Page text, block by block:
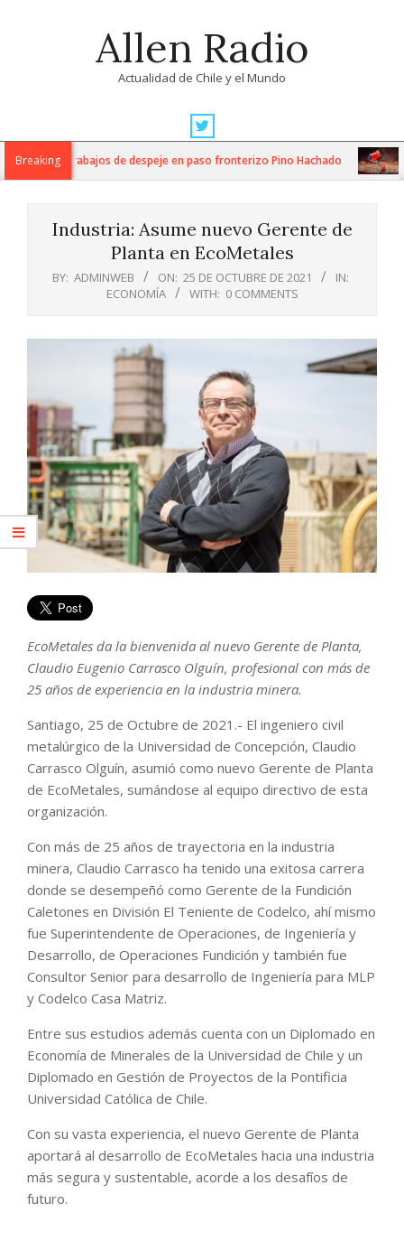
Allen Radio
Actualidad de Chile y el Mundo
Navigation
MenuBreaking
intensos trabajos de despeje en paso fronterizo Pino Hachado
Industria: Asume nuevo Gerente de
Planta en EcoMetales
BY: ADMINWEB ON: 25 DE OCTUBRE DE 2021
IN:
ECONOMÍA
WITH: 0 COMMENTS
EcoMetales da la bienvenida al nuevo Gerente de Planta,
Claudio Eugenio Carrasco Olguín, profesional con más de
25 años de experiencia en la industria minera.
Santiago, 25 de Octubre de 2021.- El ingeniero civil
metalúrgico de la Universidad de Concepción, Claudio
Carrasco Olguín, asumió como nuevo Gerente de Planta
de EcoMetales, sumándose al equipo directivo de esta
organización.
Con más de 25 años de trayectoria en la industria
minera, Claudio Carrasco ha tenido una exitosa carrera
donde se desempeñó como Gerente de la Fundición
Caletones en División El Teniente de Codelco, ahí mismo
fue Superintendente de Operaciones, de Ingeniería y
Desarrollo, de Operaciones Fundición y también fue
Consultor Senior para desarrollo de Ingeniería para MLP
y Codelco Casa Matriz.
Entre sus estudios además cuenta con un Diplomado en
Economía de Minerales de la Universidad de Chile y un
Diplomado en Gestión de Proyectos de la Pontificia
Universidad Católica de Chile.
Con su vasta experiencia, el nuevo Gerente de Planta
aportará al desarrollo de EcoMetales hacia una industria
más segura y sustentable, acorde a los desafíos de
futuro.